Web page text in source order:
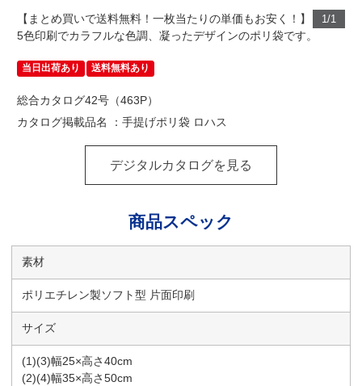
1/1
【まとめ買いで送料無料！一枚当たりの単価もお安く！】
5色印刷でカラフルな色調、凝ったデザインのポリ袋です。
当日出荷あり 送料無料あり
総合カタログ42号（463P）
カタログ掲載品名 ：手提げポリ袋 ロハス
デジタルカタログを見る
商品スペック
素材
ポリエチレン製ソフト型 片面印刷
サイズ
(1)(3)幅25×高さ40cm
(2)(4)幅35×高さ50cm